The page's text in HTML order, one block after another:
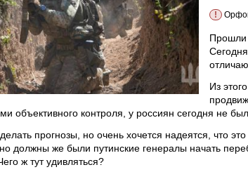
!
Прошли
Из
объективного контроля, у россиян сегодня не
прогнозы, но очень хочется надеятся, что
должны же были путинские генералы начать
ж тут удивляться?